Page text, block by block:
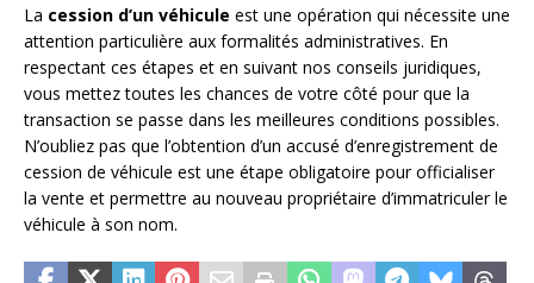
La cession d’un véhicule est une opération qui nécessite une
attention particulière aux formalités administratives. En
respectant ces étapes et en suivant nos conseils juridiques,
vous mettez toutes les chances de votre côté pour que la
transaction se passe dans les meilleures conditions possibles.
N’oubliez pas que l’obtention d’un accusé d’enregistrement de
cession de véhicule est une étape obligatoire pour officialiser
la vente et permettre au nouveau propriétaire d’immatriculer le
véhicule à son nom.